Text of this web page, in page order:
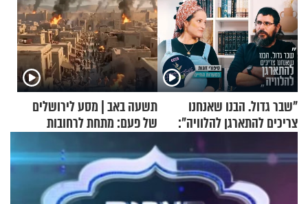
"שבר גדול. הבנו שאנחנו
צריכים להתארגן להלוויה":
זוגיות במבחן, הפעם עם מרים
וגד דנינו
תשעה באב | מסע לירושלים
של פעם: מתחת לרחובות